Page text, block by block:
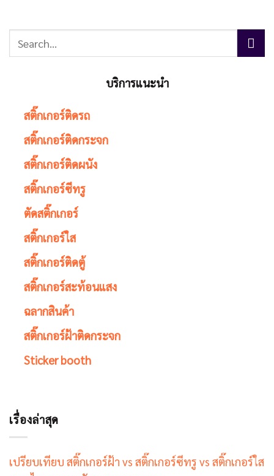
บริการแนะนำ
สติ๊กเกอร์ติดรถ
สติ๊กเกอร์ติดกระจก
สติ๊กเกอร์ติดผนัง
สติ๊กเกอร์ซีทรู
ตัดสติ๊กเกอร์
สติ๊กเกอร์ใส
สติ๊กเกอร์ติดตู้
สติ๊กเกอร์สะท้อนแสง
ฉลากสินค้า
สติ๊กเกอร์ฝ้าติดกระจก
Sticker booth
เรื่องล่าสุด
เปรียบเทียบ สติ๊กเกอร์ฝ้า vs สติ๊กเกอร์ซีทรู vs สติ๊กเกอร์ใส